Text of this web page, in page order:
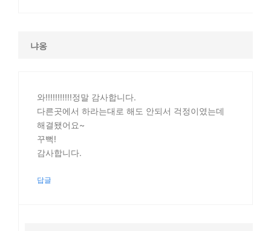
냐옹
와!!!!!!!!!!!정말 감사합니다.
다른곳에서 하라는대로 해도 안되서 걱정이였는데
해결됐어요~
꾸뻑!
감사합니다.
답글